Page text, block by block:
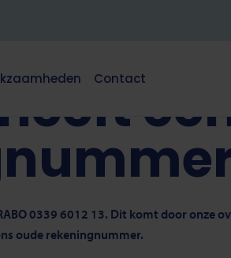
Contact
0339 6012 13. Dit komt door onze
oude rekeningnummer.